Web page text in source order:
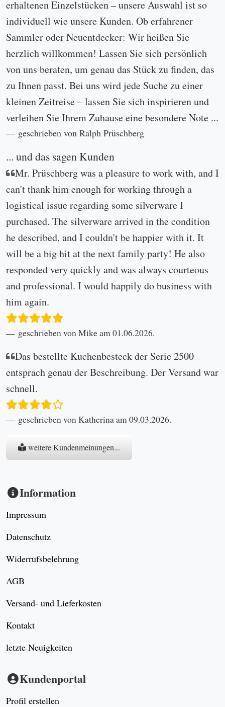
erhaltenen Einzelstücken – unsere Auswahl ist so
individuell wie unsere Kunden. Ob erfahrener
Sammler oder Neuentdecker: Wir heißen Sie
herzlich willkommen! Lassen Sie sich persönlich
von uns beraten, um genau das Stück zu finden, das
zu Ihnen passt. Bei uns wird jede Suche zu einer
kleinen Zeitreise – lassen Sie sich inspirieren und
verleihen Sie Ihrem Zuhause eine besondere Note ...
geschrieben von Ralph Prüschberg
... und das sagen Kunden
Mr. Prüschberg was a pleasure to work with, and I
can't thank him enough for working through a
logistical issue regarding some silverware I
purchased. The silverware arrived in the condition
he described, and I couldn't be happier with it. It
will be a big hit at the next family party! He also
responded very quickly and was always courteous
and professional. I would happily do business with
him again.
geschrieben von Mike am 01.06.2026.
Das bestellte Kuchenbesteck der Serie 2500
entsprach genau der Beschreibung. Der Versand war
schnell.
geschrieben von Katherina am 09.03.2026.
weitere Kundenmeinungen...
Information
Impressum
Datenschutz
Widerrufsbelehrung
AGB
Versand- und Lieferkosten
Kontakt
letzte Neuigkeiten
Kundenportal
Profil erstellen